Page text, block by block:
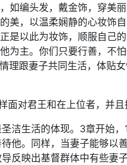
如编头发，戴金饰，穿美丽
美，以温柔娴静的心妆饰自
是以此为妆饰，顺服自己的
为主。你们只要行善，不
理跟妻子共同生活，体贴
面对君王和在上位者，并
洁生活的体现。3章开始
他。同样，当妻子能够
反映出基督群体中有些妻